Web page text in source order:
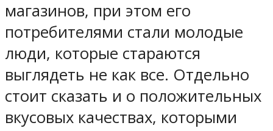
магазинов, при этом его
потребителями стали молодые
люди, которые стараются
выглядеть не как все. Отдельно
стоит сказать и о положительных
вкусовых качествах, которыми